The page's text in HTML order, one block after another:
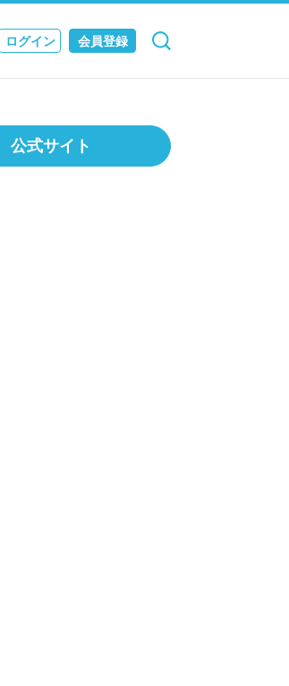
ログイン 会員登録
検索 キャンセル
公式サイト